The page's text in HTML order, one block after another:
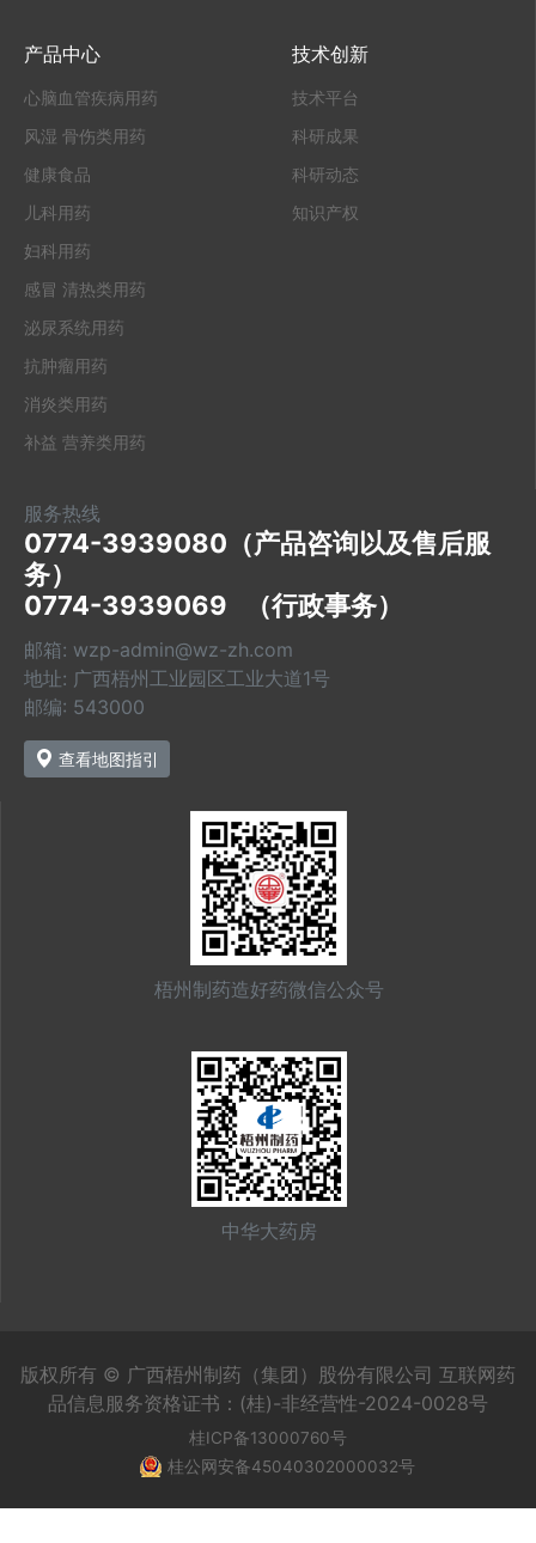
产品中心
心脑血管疾病用药
风湿 骨伤类用药
健康食品
儿科用药
妇科用药
感冒 清热类用药
泌尿系统用药
抗肿瘤用药
消炎类用药
补益 营养类用药
技术创新
技术平台
科研成果
科研动态
知识产权
服务热线
0774-3939080（产品咨询以及售后服
务）
0774-3939069   （行政事务）
邮箱: wzp-admin@wz-zh.com
地址: 广西梧州工业园区工业大道1号
邮编: 543000
查看地图指引
梧州制药造好药微信公众号
中华大药房
版权所有 © 广西梧州制药（集团）股份有限公司 互联网药
品信息服务资格证书：(桂)-非经营性-2024-0028号
桂ICP备13000760号
桂公网安备45040302000032号